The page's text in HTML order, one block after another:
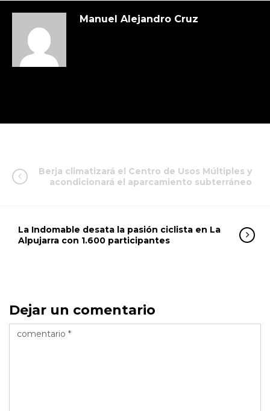
Manuel Alejandro Cruz
Berja climatizará el Centro de Usos Múltiples y
acondicionará el aparcamiento subterráneo
La Indomable desata la pasión ciclista en La
Alpujarra con 1.600 participantes
Dejar un comentario